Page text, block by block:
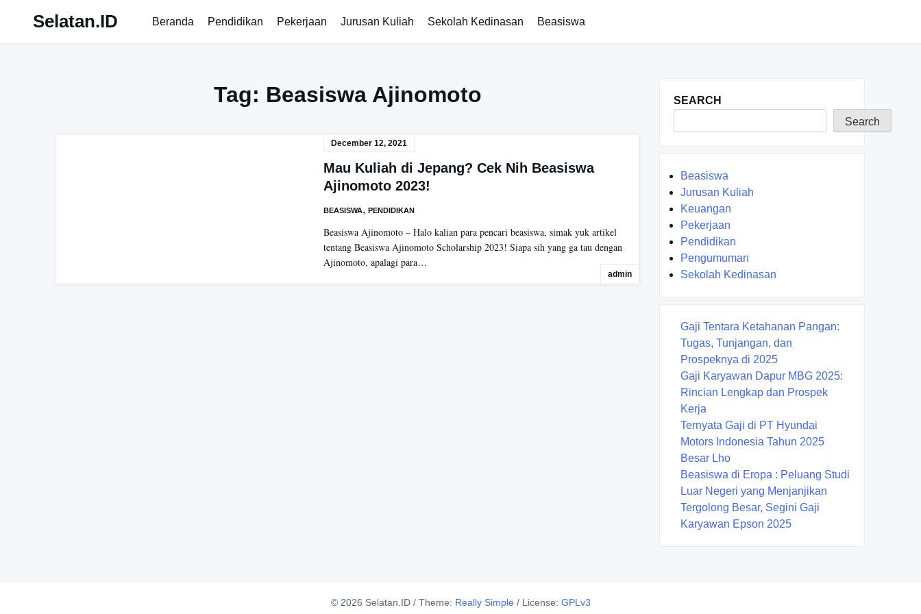
Selatan.ID Beranda Pendidikan Pekerjaan Jurusan Kuliah Sekolah Kedinasan Beasiswa
Tag: Beasiswa Ajinomoto
December 12, 2021
Mau Kuliah di Jepang? Cek Nih Beasiswa
Ajinomoto 2023!
BEASISWA, PENDIDIKAN
Beasiswa Ajinomoto – Halo kalian para pencari beasiswa, simak yuk artikel
tentang Beasiswa Ajinomoto Scholarship 2023! Siapa sih yang ga tau dengan
Ajinomoto, apalagi para…
admin
SEARCH
Search
Beasiswa
Jurusan Kuliah
Keuangan
Pekerjaan
Pendidikan
Pengumuman
Sekolah Kedinasan
Gaji Tentara Ketahanan Pangan:
Tugas, Tunjangan, dan
Prospeknya di 2025
Gaji Karyawan Dapur MBG 2025:
Rincian Lengkap dan Prospek
Kerja
Ternyata Gaji di PT Hyundai
Motors Indonesia Tahun 2025
Besar Lho
Beasiswa di Eropa : Peluang Studi
Luar Negeri yang Menjanjikan
Tergolong Besar, Segini Gaji
Karyawan Epson 2025
© 2026 Selatan.ID / Theme: Really Simple / License: GPLv3